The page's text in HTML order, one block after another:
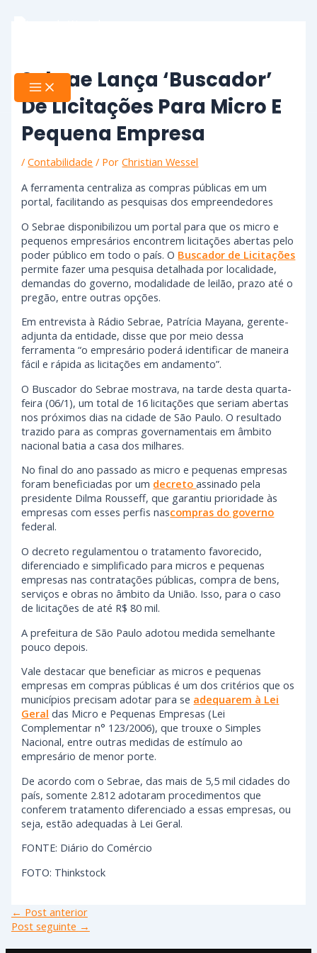
Sebrae Lança ‘buscador’
De Licitações Para Micro E
Pequena Empresa
/Contabilidade / PorChristian Wessel
A ferramenta centraliza as compras públicas em um
portal, facilitando as pesquisas dos empreendedores
O Sebrae disponibilizou um portal para que os micro e
pequenos empresários encontrem licitações abertas pelo
poder público em todo o país. O Buscador de Licitações
permite fazer uma pesquisa detalhada por localidade,
demandas do governo, modalidade de leilão, prazo até o
pregão, entre outras opções.
Em entrevista à Rádio Sebrae, Patrícia Mayana, gerente-
adjunta da entidade, disse que por meio dessa
ferramenta “o empresário poderá identificar de maneira
fácil e rápida as licitações em andamento”.
O Buscador do Sebrae mostrava, na tarde desta quarta-
feira (06/1), um total de 16 licitações que seriam abertas
nos próximos dias na cidade de São Paulo. O resultado
trazido para as compras governamentais em âmbito
nacional batia a casa dos milhares.
No final do ano passado as micro e pequenas empresas
foram beneficiadas por um decretoassinado pela
presidente Dilma Rousseff, que garantiu prioridade às
empresas com esses perfis nascompras do governo
federal.
O decreto regulamentou o tratamento favorecido,
diferenciado e simplificado para micros e pequenas
empresas nas contratações públicas, compra de bens,
serviços e obras no âmbito da União. Isso, para o caso
de licitações de até R$ 80 mil.
A prefeitura de São Paulo adotou medida semelhante
pouco depois.
Vale destacar que beneficiar as micros e pequenas
empresas em compras públicas é um dos critérios que os
municípios precisam adotar para se adequarem à Lei
Geral das Micro e Pequenas Empresas (Lei
Complementar n° 123/2006), que trouxe o Simples
Nacional, entre outras medidas de estímulo ao
empresário de menor porte.
De acordo com o Sebrae, das mais de 5,5 mil cidades do
país, somente 2.812 adotaram procedimentos que
conferem tratamento diferenciado a essas empresas, ou
seja, estão adequadas à Lei Geral.
FONTE: Diário do Comércio
FOTO: Thinkstock
← Post anterior
Post seguinte →